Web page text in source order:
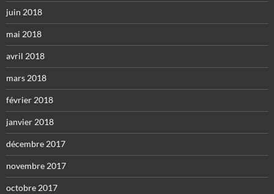
juin 2018
mai 2018
avril 2018
mars 2018
février 2018
janvier 2018
décembre 2017
novembre 2017
octobre 2017